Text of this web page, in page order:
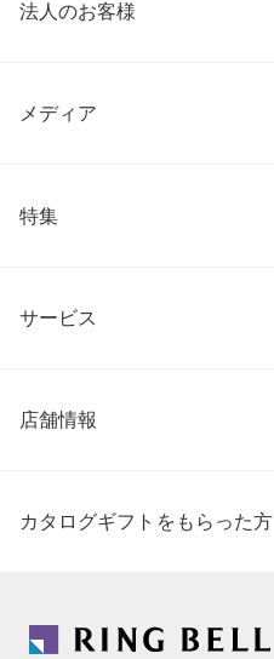
法人のお客様
メディア
特集
サービス
店舗情報
カタログギフトをもらった方